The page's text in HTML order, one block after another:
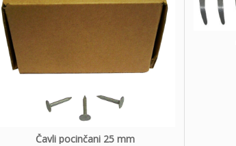
Čavli pocinčani 25 mm